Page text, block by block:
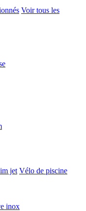
Voir tous les
jet Vélo de piscine
inox